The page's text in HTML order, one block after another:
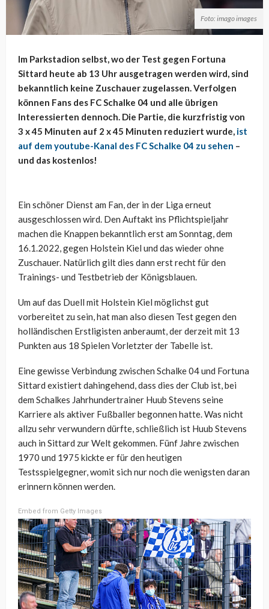
Foto: imago images
Im Parkstadion selbst, wo der Test gegen Fortuna
Sittard heute ab 13 Uhr ausgetragen werden wird, sind
bekanntlich keine Zuschauer zugelassen. Verfolgen
können Fans des FC Schalke 04 und alle übrigen
Interessierten dennoch. Die Partie, die kurzfristig von
3 x 45 Minuten auf 2 x 45 Minuten reduziert wurde, ist
auf dem youtube-Kanal des FC Schalke 04 zu sehen –
und das kostenlos!
Ein schöner Dienst am Fan, der in der Liga erneut
ausgeschlossen wird. Den Auftakt ins Pflichtspieljahr
machen die Knappen bekanntlich erst am Sonntag, dem
16.1.2022, gegen Holstein Kiel und das wieder ohne
Zuschauer. Natürlich gilt dies dann erst recht für den
Trainings- und Testbetrieb der Königsblauen.
Um auf das Duell mit Holstein Kiel möglichst gut
vorbereitet zu sein, hat man also diesen Test gegen den
holländischen Erstligisten anberaumt, der derzeit mit 13
Punkten aus 18 Spielen Vorletzter der Tabelle ist.
Eine gewisse Verbindung zwischen Schalke 04 und Fortuna
Sittard existiert dahingehend, dass dies der Club ist, bei
dem Schalkes Jahrhundertrainer Huub Stevens seine
Karriere als aktiver Fußballer begonnen hatte. Was nicht
allzu sehr verwundern dürfte, schließlich ist Huub Stevens
auch in Sittard zur Welt gekommen. Fünf Jahre zwischen
1970 und 1975 kickte er für den heutigen
Testsspielgegner, womit sich nur noch die wenigsten daran
erinnern können werden.
Embed from Getty Images